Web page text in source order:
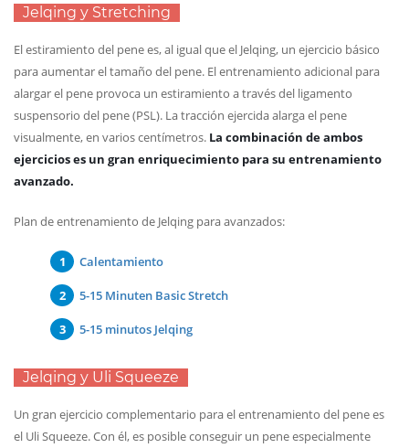
Jelqing y Stretching
El estiramiento del pene es, al igual que el Jelqing, un ejercicio básico
para aumentar el tamaño del pene. El entrenamiento adicional para
alargar el pene provoca un estiramiento a través del ligamento
suspensorio del pene (PSL). La tracción ejercida alarga el pene
visualmente, en varios centímetros. La combinación de ambos
ejercicios es un gran enriquecimiento para su entrenamiento
avanzado.
Plan de entrenamiento de Jelqing para avanzados:
Calentamiento
5-15 Minuten Basic Stretch
5-15 minutos Jelqing
Jelqing y Uli Squeeze
Un gran ejercicio complementario para el entrenamiento del pene es
el Uli Squeeze. Con él, es posible conseguir un pene especialmente